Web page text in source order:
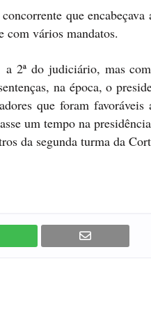
que encabeçava
vários mandatos.
2ª do judiciário, mas
na época, o
que foram
um tempo na
da segunda turma da